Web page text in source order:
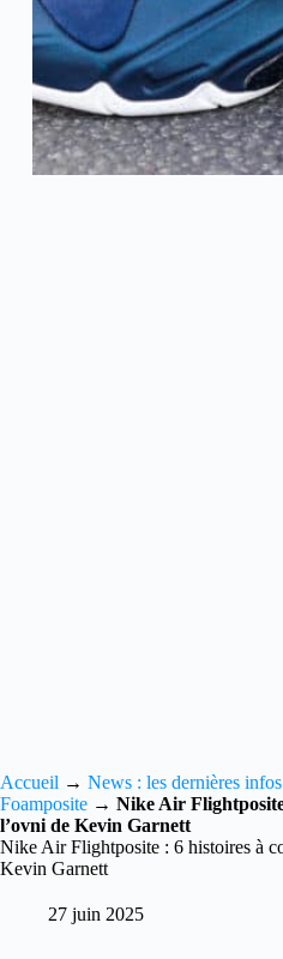
Accueil → News : les dernières
Foamposite → Nike Air
l’ovni de Kevin Garnett
Nike Air Flightposite : 6 histoires à
Kevin Garnett
27 juin 2025